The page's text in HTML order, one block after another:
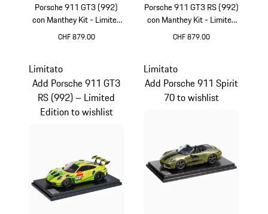
Porsche 911 GT3 (992)
con Manthey Kit - Limited
Edition
CHF 879.00
Porsche 911 GT3 RS (992)
con Manthey Kit - Limited
Edition
CHF 879.00
Limitato
Add Porsche 911 GT3
RS (992) – Limited
Edition to wishlist
Limitato
Add Porsche 911 Spirit
70 to wishlist